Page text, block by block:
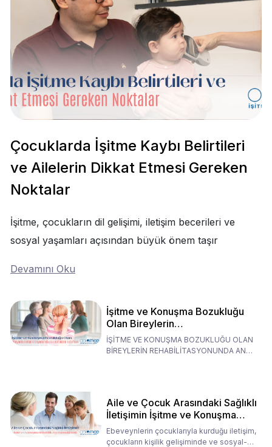
Çocuklarda İşitme Kaybı Belirtileri
ve Ailelerin Dikkat Etmesi Gereken
Noktalar
İşitme, çocukların dil gelişimi, iletişim becerileri ve
sosyal yaşamları açısından büyük önem taşır
Devamını Oku
İşitme ve Konuşma Bozukluğu
Olan Bireylerin
Rehabilitasyonunda Ana
Babaların Tutumları
İŞİTME VE KONUŞMA BOZUKLUĞU OLAN
BİREYLERİN REHABİLİTASYONUNDA ANA
Aile ve Çocuk Arasındaki Sağlıklı
İletişimin İşitme ve Konuşma
Rehabilitasyonundaki Rolü
Ebeveynlerin çocuklarıyla kurduğu iletişim,
çocukların kişilik gelişiminde ve sosyal-